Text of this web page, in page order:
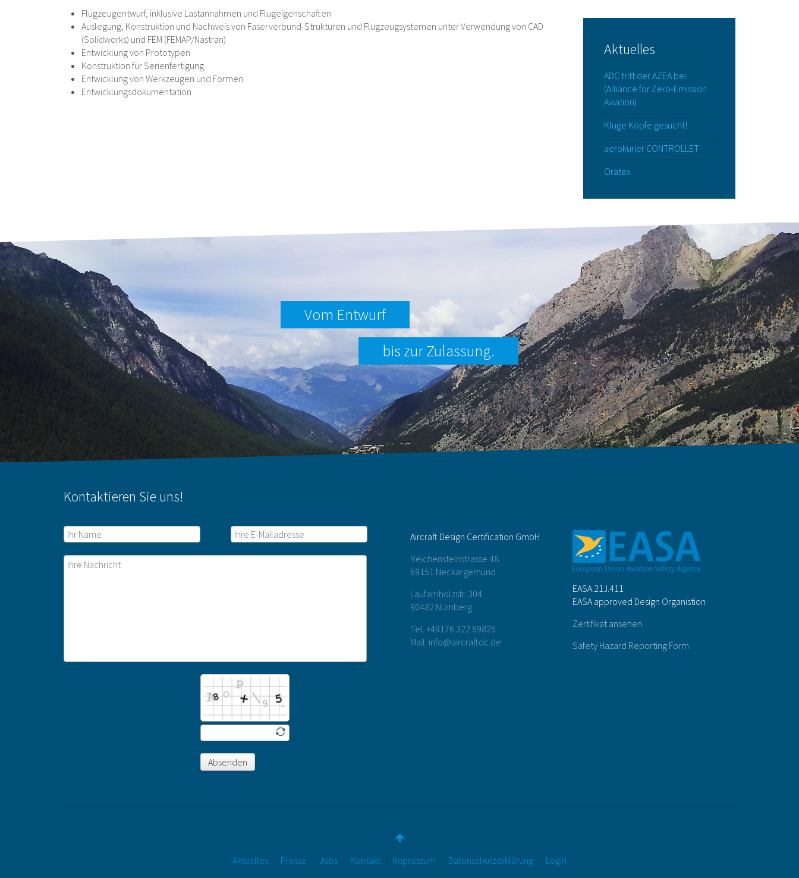
Flugzeugentwurf, inklusive Lastannahmen und Flugeigenschaften
Auslegung, Konstruktion und Nachweis von Faserverbund-Strukturen und Flugzeugsystemen unter Verwendung von CAD
(Solidworks) und FEM (FEMAP/Nastran)
Entwicklung von Prototypen
Konstruktion für Serienfertigung
Entwicklung von Werkzeugen und Formen
Entwicklungsdokumentation
Aktuelles
ADC tritt der AZEA bei
(Alliance for Zero-Emission
Aviation)
Kluge Köpfe gesucht!
aerokurier CONTROLLET
Oratex
Vom Entwurf
bis zur Zulassung.
Kontaktieren Sie uns!
Absenden
Aircraft Design Certification GmbH
Reichensteinstrasse 48
69151 Neckargemünd
Laufamholzstr. 304
90482 Nürnberg
Tel. +49176 322 69825
Mail. info@aircraftdc.de
EASA.21J.411
EASA approved Design Organistion
Zertifikat ansehen
Safety Hazard Reporting Form
Aktuelles Presse Jobs Kontakt Impressum Datenschutzerklärung Login